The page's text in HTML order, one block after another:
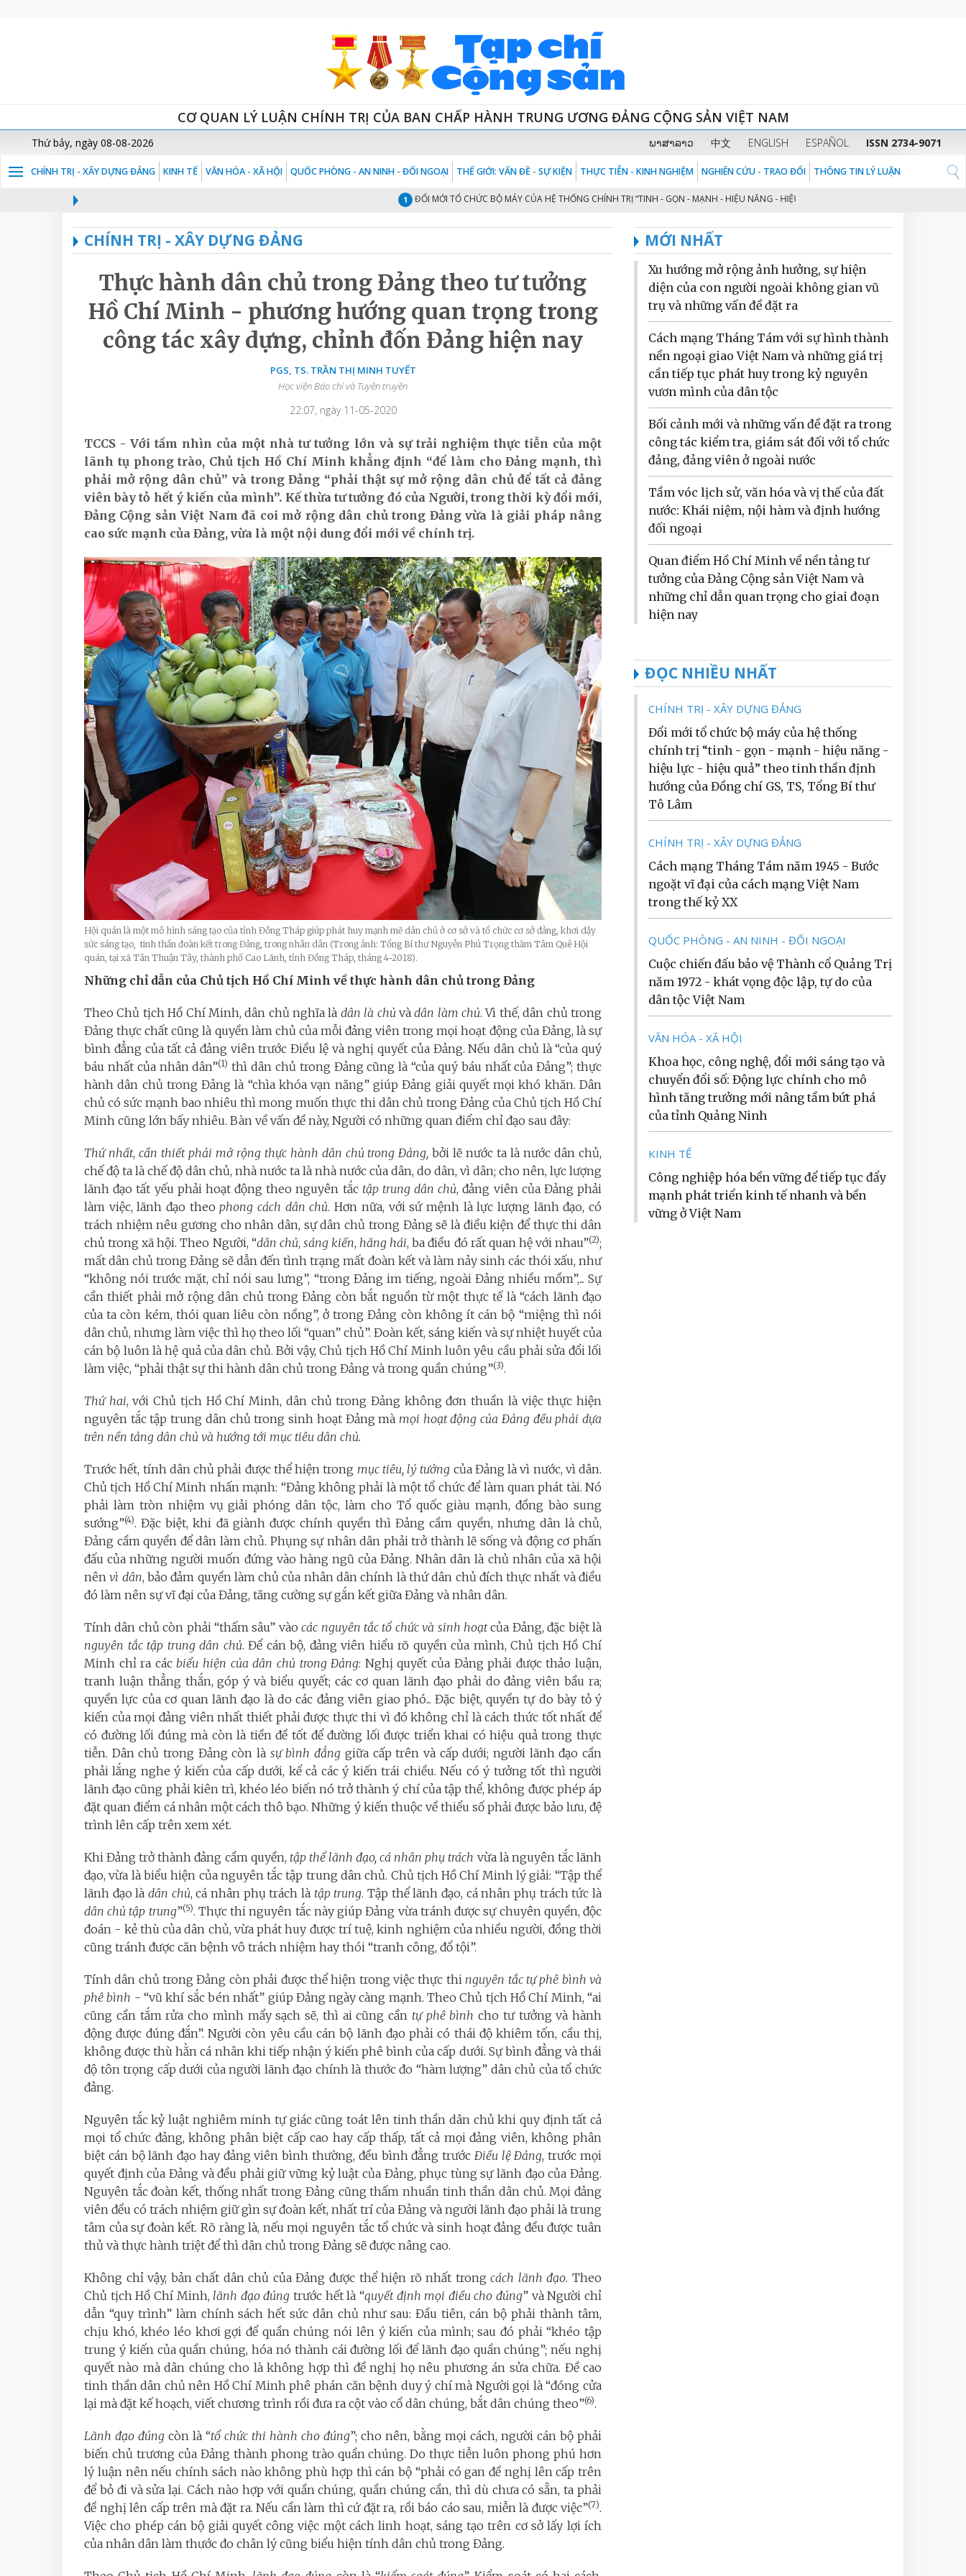
CƠ QUAN LÝ LUẬN CHÍNH TRỊ CỦA BAN CHẤP HÀNH TRUNG ƯƠNG ĐẢNG CỘNG SẢN VIỆT NAM
Thứ bảy, ngày 08-08-2026 ພາສາລາວ 中文 ENGLISH ESPAÑOL ISSN 2734-9071
CHÍNH TRỊ - XÂY DỰNG ĐẢNG KINH TẾ VĂN HÓA - XÃ HỘI QUỐC PHÒNG - AN NINH - ĐỐI NGOẠI THẾ GIỚI: VẤN ĐỀ - SỰ KIỆN THỰC TIỄN - KINH NGHIỆM NGHIÊN CỨU - TRAO ĐỔI THÔNG TIN LÝ LUẬN
ĐỔI MỚI TỔ CHỨC BỘ MÁY CỦA HỆ THỐNG CHÍNH TRỊ “TINH - GỌN - MẠNH - HIỆU NĂNG - HIỆU LỰC - HIỆU QUẢ” THEO TINH THẦN ĐỊNH
CHÍNH TRỊ - XÂY DỰNG ĐẢNG
Thực hành dân chủ trong Đảng theo tư tưởng
Hồ Chí Minh - phương hướng quan trọng trong
công tác xây dựng, chỉnh đốn Đảng hiện nay
PGS, TS. TRẦN THỊ MINH TUYẾT
Học viện Báo chí và Tuyên truyền
22:07, ngày 11-05-2020
TCCS - Với tầm nhìn của một nhà tư tưởng lớn và sự trải nghiệm thực tiễn của một
lãnh tụ phong trào, Chủ tịch Hồ Chí Minh khẳng định “để làm cho Đảng mạnh, thì
phải mở rộng dân chủ” và trong Đảng “phải thật sự mở rộng dân chủ để tất cả đảng
viên bày tỏ hết ý kiến của mình”. Kế thừa tư tưởng đó của Người, trong thời kỳ đổi mới,
Đảng Cộng sản Việt Nam đã coi mở rộng dân chủ trong Đảng vừa là giải pháp nâng
cao sức mạnh của Đảng, vừa là một nội dung đổi mới về chính trị.
Hội quán là một mô hình sáng tạo của tỉnh Đồng Tháp giúp phát huy mạnh mẽ dân chủ ở cơ sở và tổ chức cơ sở đảng, khơi dậy
sức sáng tạo, tinh thần đoàn kết trong Đảng, trong nhân dân (Trong ảnh: Tổng Bí thư Nguyễn Phú Trọng thăm Tâm Quê Hội
quán, tại xã Tân Thuận Tây, thành phố Cao Lãnh, tỉnh Đồng Tháp, tháng 4-2018).
Những chỉ dẫn của Chủ tịch Hồ Chí Minh về thực hành dân chủ trong Đảng
Theo Chủ tịch Hồ Chí Minh, dân chủ nghĩa là dân là chủ vàdân làm chủ. Vì thế, dân chủ trong
Đảng thực chất cũng là quyền làm chủ của mỗi đảng viên trong mọi hoạt động của Đảng, là sự
bình đẳng của tất cả đảng viên trước Điều lệ và nghị quyết của Đảng. Nếu dân chủ là “của quý
báu nhất của nhân dân”(1) thì dân chủ trong Đảng cũng là “của quý báu nhất của Đảng”; thực
hành dân chủ trong Đảng là “chìa khóa vạn năng” giúp Đảng giải quyết mọi khó khăn. Dân
chủ có sức mạnh bao nhiêu thì mong muốn thực thi dân chủ trong Đảng của Chủ tịch Hồ Chí
Minh cũng lớn bấy nhiêu. Bàn về vấn đề này, Người có những quan điểm chỉ đạo sau đây:
Thứ nhất, cần thiết phải mở rộng thực hành dân chủ trong Đảng, bởi lẽ nước ta là nước dân chủ,
chế độ ta là chế độ dân chủ, nhà nước ta là nhà nước của dân, do dân, vì dân; cho nên, lực lượng
lãnh đạo tất yếu phải hoạt động theo nguyên tắc tập trung dân chủ, đảng viên của Đảng phải
làm việc, lãnh đạo theo phong cách dân chủ. Hơn nữa, với sứ mệnh là lực lượng lãnh đạo, có
trách nhiệm nêu gương cho nhân dân, sự dân chủ trong Đảng sẽ là điều kiện để thực thi dân
chủ trong xã hội. Theo Người, “dân chủ, sáng kiến, hăng hái, ba điều đó rất quan hệ với nhau”(2);
mất dân chủ trong Đảng sẽ dẫn đến tình trạng mất đoàn kết và làm nảy sinh các thói xấu, như
“không nói trước mặt, chỉ nói sau lưng”, “trong Đảng im tiếng, ngoài Đảng nhiều mồm”,... Sự
cần thiết phải mở rộng dân chủ trong Đảng còn bắt nguồn từ một thực tế là “cách lãnh đạo
của ta còn kém, thói quan liêu còn nồng”, ở trong Đảng còn không ít cán bộ “miệng thì nói
dân chủ, nhưng làm việc thì họ theo lối “quan” chủ”. Đoàn kết, sáng kiến và sự nhiệt huyết của
cán bộ luôn là hệ quả của dân chủ. Bởi vậy, Chủ tịch Hồ Chí Minh luôn yêu cầu phải sửa đổi lối
làm việc, “phải thật sự thi hành dân chủ trong Đảng và trong quần chúng”(3).
Thứ hai, với Chủ tịch Hồ Chí Minh, dân chủ trong Đảng không đơn thuần là việc thực hiện
nguyên tắc tập trung dân chủ trong sinh hoạt Đảng mà mọi hoạt động của Đảng đều phải dựa
trên nền tảng dân chủ và hướng tới mục tiêu dân chủ.
Trước hết, tính dân chủ phải được thể hiện trong mục tiêu, lý tưởng của Đảng là vì nước, vì dân.
Chủ tịch Hồ Chí Minh nhấn mạnh: “Đảng không phải là một tổ chức để làm quan phát tài. Nó
phải làm tròn nhiệm vụ giải phóng dân tộc, làm cho Tổ quốc giàu mạnh, đồng bào sung
sướng”(4). Đặc biệt, khi đã giành được chính quyền thì Đảng cầm quyền, nhưng dân là chủ,
Đảng cầm quyền để dân làm chủ. Phụng sự nhân dân phải trở thành lẽ sống và động cơ phấn
đấu của những người muốn đứng vào hàng ngũ của Đảng. Nhân dân là chủ nhân của xã hội
nênvì dân, bảo đảm quyền làm chủ của nhân dân chính là thứ dân chủ đích thực nhất và điều
đó làm nên sự vĩ đại của Đảng, tăng cường sự gắn kết giữa Đảng và nhân dân.
Tính dân chủ còn phải “thấm sâu” vàocác nguyên tắc tổ chức và sinh hoạtcủa Đảng, đặc biệt là
nguyên tắc tập trung dân chủ. Để cán bộ, đảng viên hiểu rõ quyền của mình, Chủ tịch Hồ Chí
Minh chỉ ra các biểu hiện của dân chủ trong Đảng: Nghị quyết của Đảng phải được thảo luận,
tranh luận thẳng thắn, góp ý và biểu quyết; các cơ quan lãnh đạo phải do đảng viên bầu ra;
quyền lực của cơ quan lãnh đạo là do các đảng viên giao phó... Đặc biệt, quyền tự do bày tỏ ý
kiến của mọi đảng viên nhất thiết phải được thực thi vì đó không chỉ là cách thức tốt nhất để
có đường lối đúng mà còn là tiền đề tốt để đường lối được triển khai có hiệu quả trong thực
tiễn. Dân chủ trong Đảng còn là sự bình đẳng giữa cấp trên và cấp dưới; người lãnh đạo cần
phải lắng nghe ý kiến của cấp dưới, kể cả các ý kiến trái chiều. Nếu có ý tưởng tốt thì người
lãnh đạo cũng phải kiên trì, khéo léo biến nó trở thành ý chí của tập thể, không được phép áp
đặt quan điểm cá nhân một cách thô bạo. Những ý kiến thuộc về thiểu số phải được bảo lưu, đệ
trình lên cấp trên xem xét.
Khi Đảng trở thành đảng cầm quyền, tập thể lãnh đạo, cá nhân phụ trách vừa là nguyên tắc lãnh
đạo, vừa là biểu hiện của nguyên tắc tập trung dân chủ. Chủ tịch Hồ Chí Minh lý giải: “Tập thể
lãnh đạo là dân chủ, cá nhân phụ trách là tập trung. Tập thể lãnh đạo, cá nhân phụ trách tức là
dân chủ tập trung”(5). Thực thi nguyên tắc này giúp Đảng vừa tránh được sự chuyên quyền, độc
đoán - kẻ thù của dân chủ, vừa phát huy được trí tuệ, kinh nghiệm của nhiều người, đồng thời
cũng tránh được căn bệnh vô trách nhiệm hay thói “tranh công, đổ tội”.
Tính dân chủ trong Đảng còn phải được thể hiện trong việc thực thi nguyên tắc tự phê bình và
phê bình - “vũ khí sắc bén nhất” giúp Đảng ngày càng mạnh. Theo Chủ tịch Hồ Chí Minh, “ai
cũng cần tắm rửa cho mình mẩy sạch sẽ, thì ai cũng cần tự phê bình cho tư tưởng và hành
động được đúng đắn”. Người còn yêu cầu cán bộ lãnh đạo phải có thái độ khiêm tốn, cầu thị,
không được thù hằn cá nhân khi tiếp nhận ý kiến phê bình của cấp dưới. Sự bình đẳng và thái
độ tôn trọng cấp dưới của người lãnh đạo chính là thước đo “hàm lượng” dân chủ của tổ chức
đảng.
Nguyên tắc kỷ luật nghiêm minh tự giác cũng toát lên tinh thần dân chủ khi quy định tất cả
mọi tổ chức đảng, không phân biệt cấp cao hay cấp thấp, tất cả mọi đảng viên, không phân
biệt cán bộ lãnh đạo hay đảng viên bình thường, đều bình đẳng trước Điều lệ Đảng, trước mọi
quyết định của Đảng và đều phải giữ vững kỷ luật của Đảng, phục tùng sự lãnh đạo của Đảng.
Nguyên tắc đoàn kết, thống nhất trong Đảng cũng thấm nhuần tinh thần dân chủ. Mọi đảng
viên đều có trách nhiệm giữ gìn sự đoàn kết, nhất trí của Đảng và người lãnh đạo phải là trung
tâm của sự đoàn kết. Rõ ràng là, nếu mọi nguyên tắc tổ chức và sinh hoạt đảng đều được tuân
thủ và thực hành triệt để thì dân chủ trong Đảng sẽ được nâng cao.
Không chỉ vậy, bản chất dân chủ của Đảng được thể hiện rõ nhất trong cách lãnh đạo. Theo
Chủ tịch Hồ Chí Minh, lãnh đạo đúng trước hết là “quyết định mọi điều cho đúng” và Người chỉ
dẫn “quy trình” làm chính sách hết sức dân chủ như sau: Đầu tiên, cán bộ phải thành tâm,
chịu khó, khéo léo khơi gợi để quần chúng nói lên ý kiến của mình; sau đó phải “khéo tập
trung ý kiến của quần chúng, hóa nó thành cái đường lối để lãnh đạo quần chúng”; nếu nghị
quyết nào mà dân chúng cho là không hợp thì đề nghị họ nêu phương án sửa chữa. Đề cao
tinh thần dân chủ nên Hồ Chí Minh phê phán căn bệnh duy ý chí mà Người gọi là “đóng cửa
lại mà đặt kế hoạch, viết chương trình rồi đưa ra cột vào cổ dân chúng, bắt dân chúng theo”(6).
Lãnh đạo đúng còn là “tổ chức thi hành cho đúng”; cho nên, bằng mọi cách, người cán bộ phải
biến chủ trương của Đảng thành phong trào quần chúng. Do thực tiễn luôn phong phú hơn
lý luận nên nếu chính sách nào không phù hợp thì cán bộ “phải có gan đề nghị lên cấp trên
để bỏ đi và sửa lại. Cách nào hợp với quần chúng, quần chúng cần, thì dù chưa có sẵn, ta phải
đề nghị lên cấp trên mà đặt ra. Nếu cần làm thì cứ đặt ra, rồi báo cáo sau, miễn là được việc”(7).
Việc cho phép cán bộ giải quyết công việc một cách linh hoạt, sáng tạo trên cơ sở lấy lợi ích
của nhân dân làm thước đo chân lý cũng biểu hiện tính dân chủ trong Đảng.
MỚI NHẤT
Xu hướng mở rộng ảnh hưởng, sự hiện
diện của con người ngoài không gian vũ
trụ và những vấn đề đặt ra
Cách mạng Tháng Tám với sự hình thành
nền ngoại giao Việt Nam và những giá trị
cần tiếp tục phát huy trong kỷ nguyên
vươn mình của dân tộc
Bối cảnh mới và những vấn đề đặt ra trong
công tác kiểm tra, giám sát đối với tổ chức
đảng, đảng viên ở ngoài nước
Tầm vóc lịch sử, văn hóa và vị thế của đất
nước: Khái niệm, nội hàm và định hướng
đối ngoại
Quan điểm Hồ Chí Minh về nền tảng tư
tưởng của Đảng Cộng sản Việt Nam và
những chỉ dẫn quan trọng cho giai đoạn
hiện nay
ĐỌC NHIỀU NHẤT
CHÍNH TRỊ - XÂY DỰNG ĐẢNG
Đổi mới tổ chức bộ máy của hệ thống
chính trị “tinh - gọn - mạnh - hiệu năng -
hiệu lực - hiệu quả” theo tinh thần định
hướng của Đồng chí GS, TS, Tổng Bí thư
Tô Lâm
CHÍNH TRỊ - XÂY DỰNG ĐẢNG
Cách mạng Tháng Tám năm 1945 - Bước
ngoặt vĩ đại của cách mạng Việt Nam
trong thế kỷ XX
QUỐC PHÒNG - AN NINH - ĐỐI NGOẠI
Cuộc chiến đấu bảo vệ Thành cổ Quảng Trị
năm 1972 - khát vọng độc lập, tự do của
dân tộc Việt Nam
VĂN HÓA - XÃ HỘI
Khoa học, công nghệ, đổi mới sáng tạo và
chuyển đổi số: Động lực chính cho mô
hình tăng trưởng mới nâng tầm bứt phá
của tỉnh Quảng Ninh
KINH TẾ
Công nghiệp hóa bền vững để tiếp tục đẩy
mạnh phát triển kinh tế nhanh và bền
vững ở Việt Nam